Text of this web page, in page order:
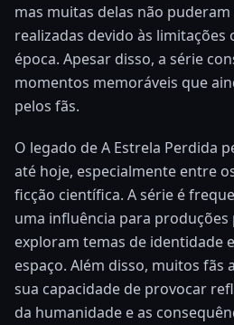
mas muitas delas não
realizadas devido às limitações
época. Apesar disso, a série
momentos memoráveis que
pelos fãs.
O legado de A Estrela Perdida
até hoje, especialmente entre
ficção científica. A série é
uma influência para
exploram temas de identidade
espaço. Além disso, muitos fãs
sua capacidade de provocar
da humanidade e as